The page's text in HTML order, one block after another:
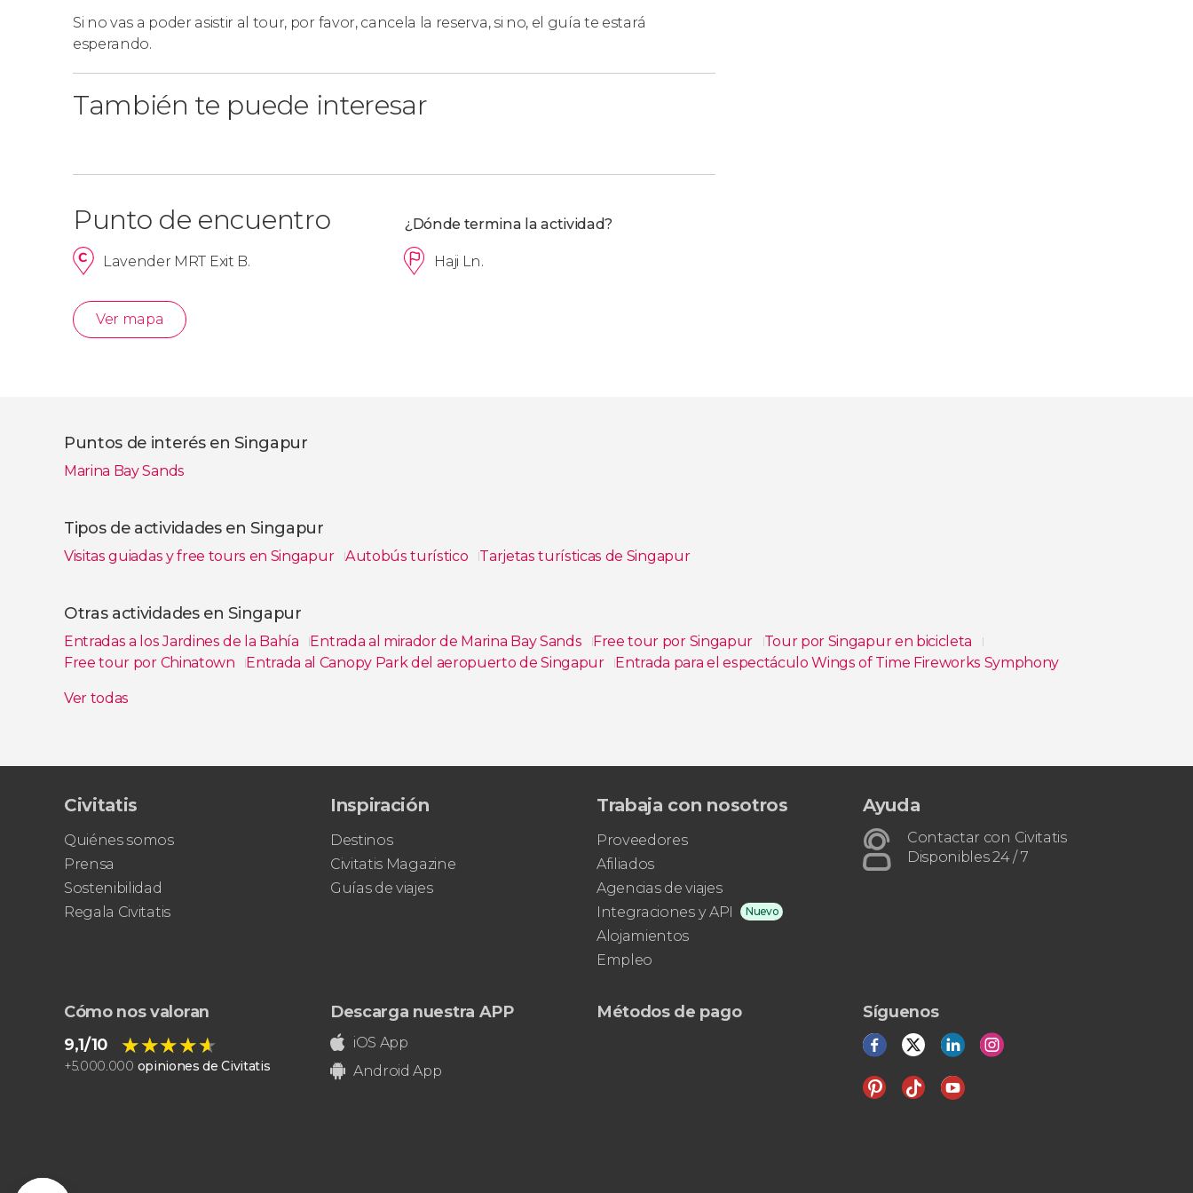
En nuestro free tour no se admiten reservas para más de 6 personas, aunque se hagan en
distintas reservas.
Si no vas a poder asistir al tour, por favor, cancela la reserva, si no, el guía te estará
esperando.
También te puede interesar
Punto de encuentro ¿Dónde termina la actividad?
Lavender MRT Exit B. Haji Ln.
Ver mapa
Puntos de interés en Singapur
Marina Bay Sands
Tipos de actividades en Singapur
Visitas guiadas y free tours en Singapur Autobús turístico Tarjetas turísticas de Singapur
Otras actividades en Singapur
Entradas a los Jardines de la Bahía Entrada al mirador de Marina Bay Sands Free tour por Singapur
Tour por Singapur en bicicleta
Free tour por Chinatown
Entrada al Canopy Park del aeropuerto de Singapur
Entrada para el espectáculo Wings of Time Fireworks Symphony
Ver todas
Civitatis
Quiénes somos
Prensa
Sostenibilidad
Regala Civitatis
Inspiración
Destinos
Civitatis Magazine
Guías de viajes
Trabaja con nosotros
Proveedores
Afiliados
Agencias de viajes
Integraciones y API
Nuevo
Alojamientos
Empleo
Ayuda
Contactar con Civitatis
Disponibles 24 / 7
Cómo nos valoran
9,1/10
★★★★★
★★★★★
+5.000.000 opiniones de Civitatis
Descarga nuestra APP
iOS App
Android App
Métodos de pago Síguenos